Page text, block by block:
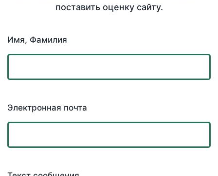
поставить оценку сайту.
Имя, Фамилия
Электронная почта